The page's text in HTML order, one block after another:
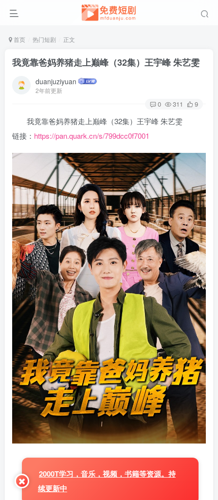
首页 热门短剧 正文
我竟靠爸妈养猪走上巅峰（32集）王宇峰 朱艺雯
duanjuziyuan
2年前更新
0 311 9
我竟靠爸妈养猪走上巅峰（32集）王宇峰 朱艺雯
链接： https://pan.quark.cn/s/799dcc0f7001
2000T学习，音乐，视频，书籍等资源。持
续更新中